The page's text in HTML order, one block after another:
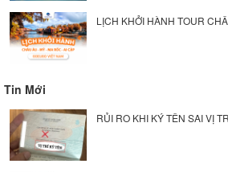
LỊCH KHỞI HÀNH TOUR
Tin Mới
RỦI RO KHI KÝ TÊN SAI VỊ